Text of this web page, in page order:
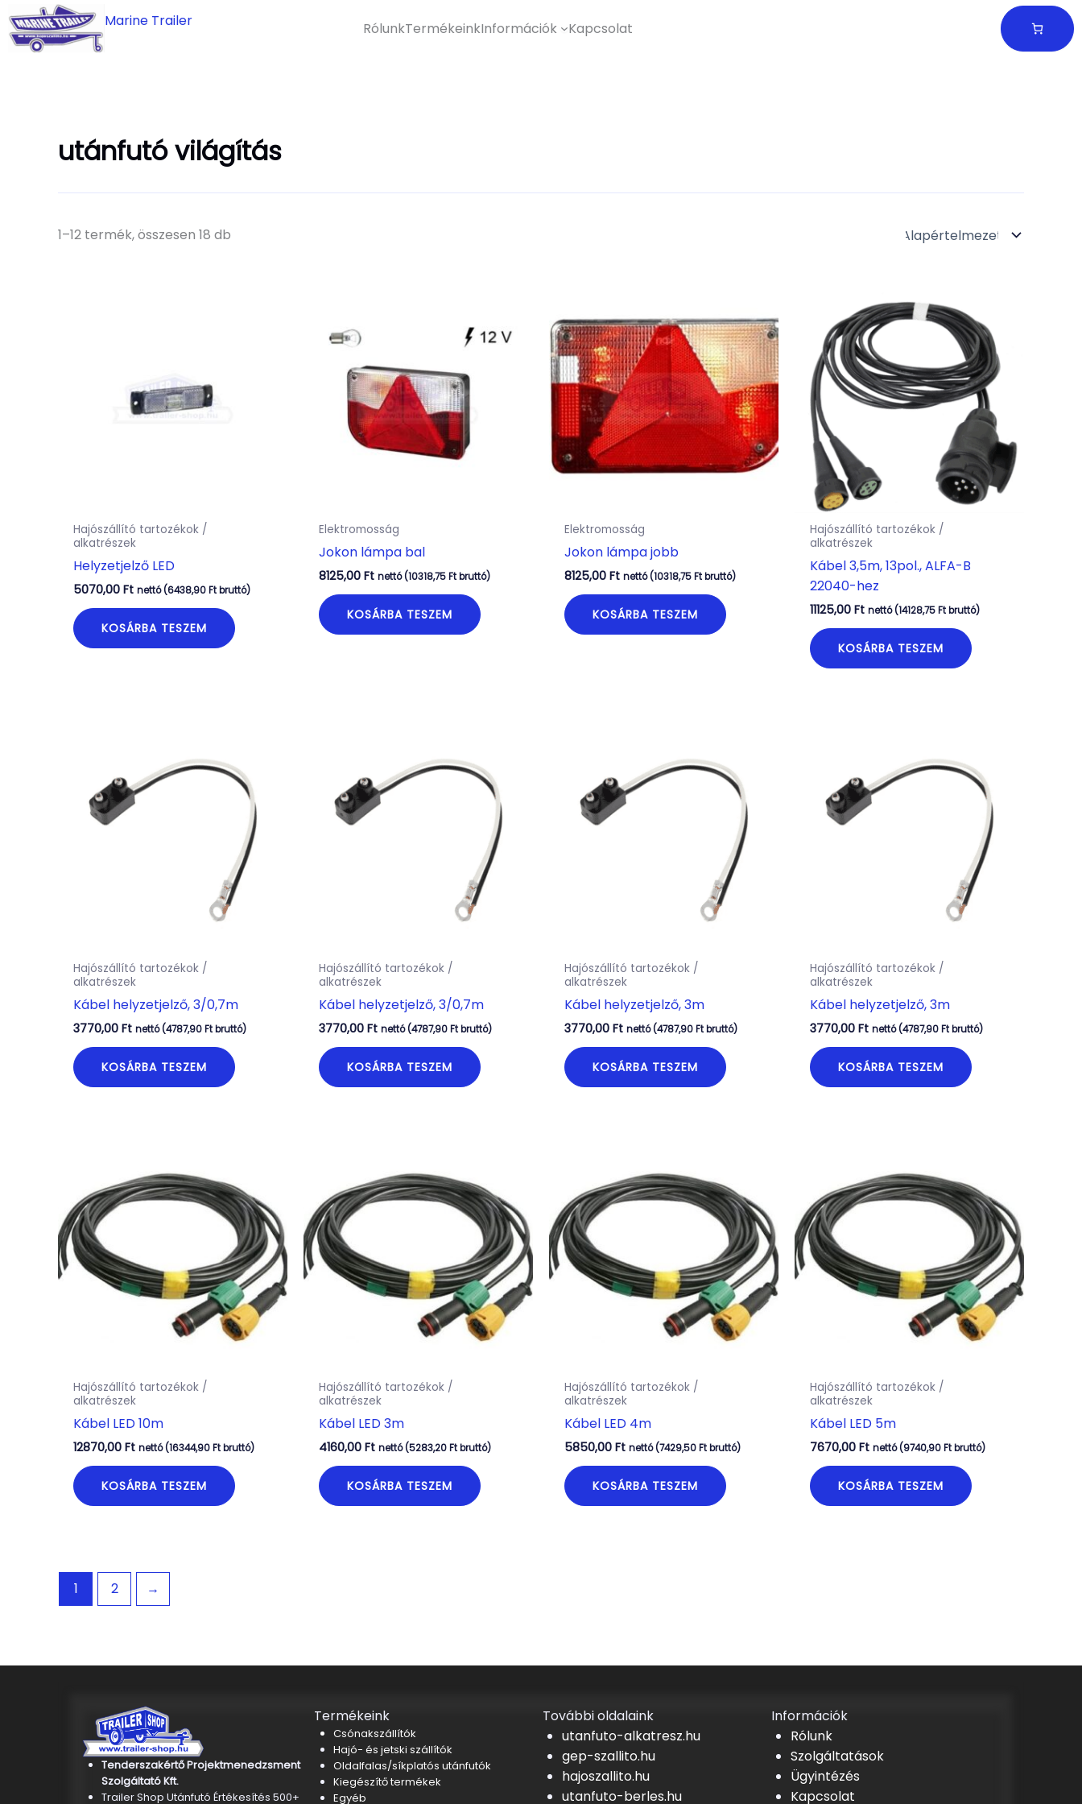
to
content
Marine Trailer RólunkTermékeinkInformációk Kapcsolat
utánfutó világítás
1–12 termék, összesen 18 db
Hajószállító tartozékok /
alkatrészek
Helyzetjelző LED
5070,00Ft nettó (6438,90 Ft bruttó)
KOSÁRBA TESZEM
Elektromosság
Jokon lámpa bal
8125,00Ft nettó (10318,75 Ft bruttó)
KOSÁRBA TESZEM
Elektromosság
Jokon lámpa jobb
8125,00Ft nettó (10318,75 Ft bruttó)
KOSÁRBA TESZEM
Hajószállító tartozékok /
alkatrészek
Kábel 3,5m, 13pol., ALFA-B
22040-hez
11125,00Ft nettó (14128,75 Ft bruttó)
KOSÁRBA TESZEM
Hajószállító tartozékok /
alkatrészek
Kábel helyzetjelző, 3/0,7m
3770,00Ft nettó (4787,90 Ft bruttó)
KOSÁRBA TESZEM
Hajószállító tartozékok /
alkatrészek
Kábel helyzetjelző, 3/0,7m
3770,00Ft nettó (4787,90 Ft bruttó)
KOSÁRBA TESZEM
Hajószállító tartozékok /
alkatrészek
Kábel helyzetjelző, 3m
3770,00Ft nettó (4787,90 Ft bruttó)
KOSÁRBA TESZEM
Hajószállító tartozékok /
alkatrészek
Kábel helyzetjelző, 3m
3770,00Ft nettó (4787,90 Ft bruttó)
KOSÁRBA TESZEM
Hajószállító tartozékok /
alkatrészek
Kábel LED 10m
12870,00Ft nettó (16344,90 Ft bruttó)
KOSÁRBA TESZEM
Hajószállító tartozékok /
alkatrészek
Kábel LED 3m
4160,00Ft nettó (5283,20 Ft bruttó)
KOSÁRBA TESZEM
Hajószállító tartozékok /
alkatrészek
Kábel LED 4m
5850,00Ft nettó (7429,50 Ft bruttó)
KOSÁRBA TESZEM
Hajószállító tartozékok /
alkatrészek
Kábel LED 5m
7670,00Ft nettó (9740,90 Ft bruttó)
KOSÁRBA TESZEM
1 2 →
Tenderszakértő Projektmenedzsment
Szolgáltató Kft.
Trailer Shop Utánfutó Értékesítés 500+
Termékeink
Csónakszállítók
Hajó- és jetski szállítók
Oldalfalas/síkplatós utánfutók
Kiegészítő termékek
Egyéb
További oldalaink
utanfuto-alkatresz.hu
gep-szallito.hu
hajoszallito.hu
utanfuto-berles.hu
Információk
Rólunk
Szolgáltatások
Ügyintézés
Kapcsolat